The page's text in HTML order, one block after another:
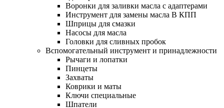
Воронки для заливки масла с адаптерами
Инструмент для замены масла В КПП
Шприцы для смазки
Насосы для масла
Головки для сливных пробок
Вспомогательный инструмент и принадлежности
Рычаги и лопатки
Пинцеты
Захваты
Коврики и маты
Ключи специальные
Шпатели